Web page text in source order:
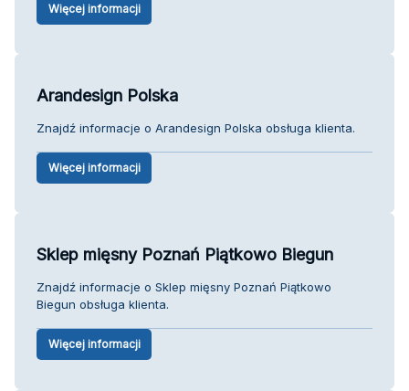
Więcej informacji
Arandesign Polska
Znajdź informacje o Arandesign Polska obsługa klienta.
Więcej informacji
Sklep mięsny Poznań Piątkowo Biegun
Znajdź informacje o Sklep mięsny Poznań Piątkowo
Biegun obsługa klienta.
Więcej informacji